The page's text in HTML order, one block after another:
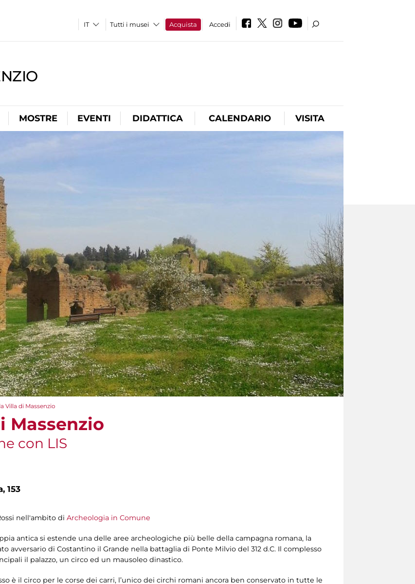
Tutti i musei Acquista Accedi
MOSTRE EVENTI DIDATTICA CALENDARIO VISITA
Villa di Massenzio
Massenzio
con LIS
153
nell'ambito di Archeologia in Comune
antica si estende una delle aree archeologiche più belle della campagna romana, la
avversario di Costantino il Grande nella battaglia di Ponte Milvio del 312 d.C. Il complesso
il palazzo, un circo ed un mausoleo dinastico.
è il circo per le corse dei carri, l’unico dei circhi romani ancora ben conservato in tutte le